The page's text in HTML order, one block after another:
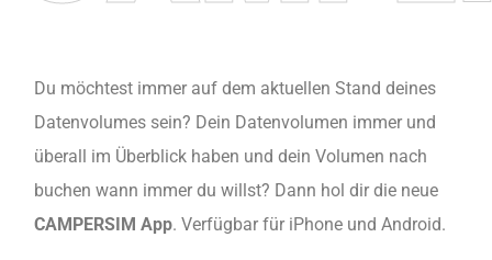
Du möchtest immer auf dem aktuellen Stand deines
Datenvolumes sein? Dein Datenvolumen immer und
überall im Überblick haben und dein Volumen nach
buchen wann immer du willst? Dann hol dir die neue
CAMPERSIM App. Verfügbar für iPhone und Android.